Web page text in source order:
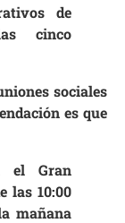
de
cinco
sociales
es que
el Gran
las 10:00
mañana